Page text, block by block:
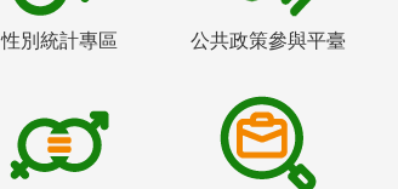
性別統計專區 公共政策參與平臺